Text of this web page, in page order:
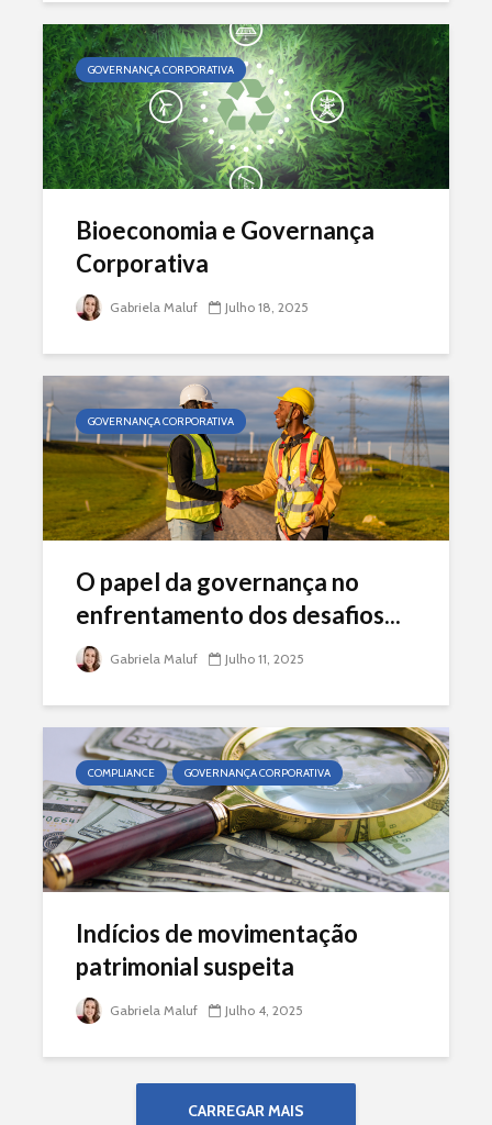
GOVERNANÇA CORPORATIVA
Bioeconomia e Governança
Corporativa
Gabriela Maluf Julho 18, 2025
GOVERNANÇA CORPORATIVA
O papel da governança no
enfrentamento dos desafios...
Gabriela Maluf Julho 11, 2025
COMPLIANCE GOVERNANÇA CORPORATIVA
Indícios de movimentação
patrimonial suspeita
Gabriela Maluf Julho 4, 2025
CARREGAR MAIS